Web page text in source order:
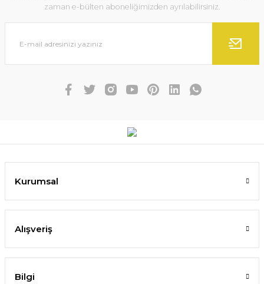
zaman e-bülten aboneliğimizden ayrılabilirsiniz.
Kurumsal
Alışveriş
Bilgi